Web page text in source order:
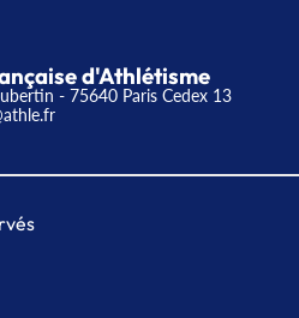
d'Athlétisme
- 75640 Paris Cedex 13